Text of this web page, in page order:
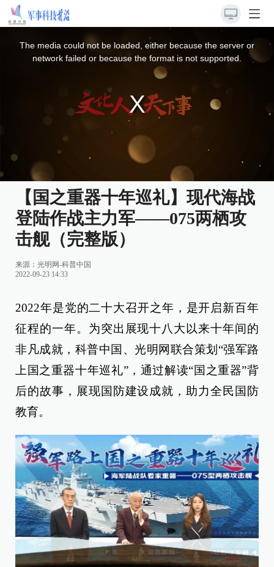
The media could not be loaded, either because the server or
network failed or because the format is not supported.
【国之重器十年巡礼】现代海战
登陆作战主力军——075两栖攻
击舰（完整版）
来源： 光明网-科普中国
2022-09-23 14:33
2022年是党的二十大召开之年，是开启新百年
征程的一年。为突出展现十八大以来十年间的
非凡成就，科普中国、光明网联合策划“强军路
上国之重器十年巡礼”，通过解读“国之重器”背
后的故事，展现国防建设成就，助力全民国防
教育。